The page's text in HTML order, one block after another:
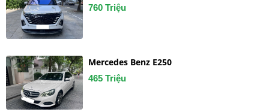
760 Triệu
Mercedes Benz E250
465 Triệu